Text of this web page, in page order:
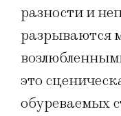
разности и
разрываются
это
обуреваемых